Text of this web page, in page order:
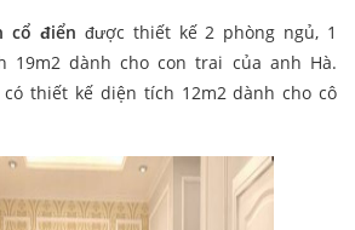
cổ điển được thiết kế 2 phòng ngủ, 1
19m2 dành cho con trai của anh Hà.
thiết kế diện tích 12m2 dành cho cô